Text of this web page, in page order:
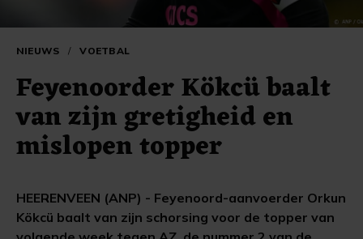
NIEUWS / VOETBAL
Feyenoorder Kökcü baalt
van zijn gretigheid en
mislopen topper
HEERENVEEN (ANP) - Feyenoord-aanvoerder Orkun
Kökcü baalt van zijn schorsing voor de topper van